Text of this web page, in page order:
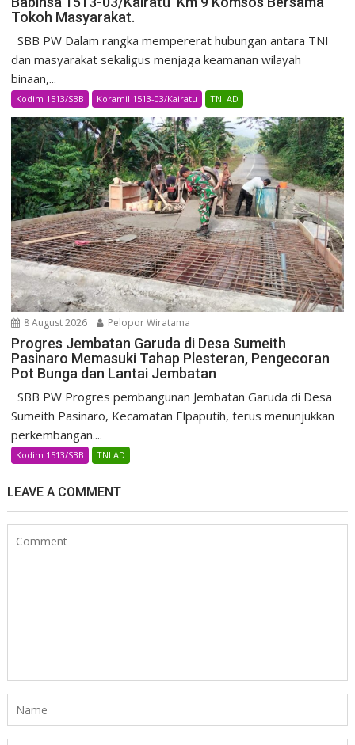
Tokoh Masyarakat.
SBB PW Dalam rangka mempererat hubungan antara TNI
dan masyarakat sekaligus menjaga keamanan wilayah
binaan,...
Kodim 1513/SBB Koramil 1513-03/Kairatu TNI AD
8 August 2026 Pelopor Wiratama
Progres Jembatan Garuda di Desa Sumeith
Pasinaro Memasuki Tahap Plesteran, Pengecoran
Pot Bunga dan Lantai Jembatan
SBB PW Progres pembangunan Jembatan Garuda di Desa
Sumeith Pasinaro, Kecamatan Elpaputih, terus menunjukkan
perkembangan....
Kodim 1513/SBB TNI AD
LEAVE A COMMENT